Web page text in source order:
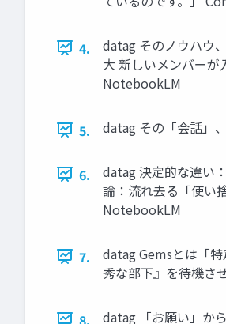
4.
datag そのノウハウ
大 新しいメンバー
NotebookLM
5. datag その「会話」
6.
datag 決定的な違い
論：流れ去る「使い
NotebookLM
7.
datag Gemsとは「
秀な部下』を待機さ
8.
datag 「お願い」か